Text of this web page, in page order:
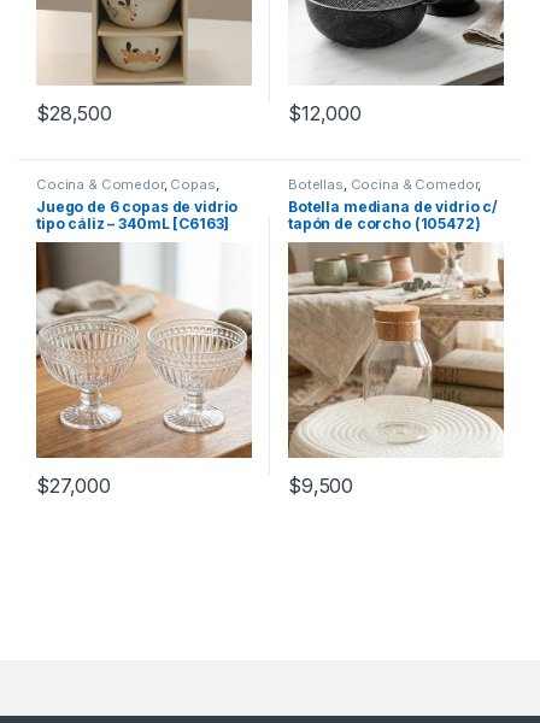
$28,500 $12,000
Cocina & Comedor, Copas
Recipientes para bebidas y
líquidos
Juego de 6 copas de vidrio
tipo cáliz – 340mL [C6163]
$27,000
Botellas Cocina & Comedor,
Recipientes para bebidas y
líquidos
Botella mediana de vidrio c/
tapón de corcho (105472)
$9,500